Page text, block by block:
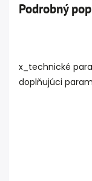
Podrobný
x_technické
doplňujúci